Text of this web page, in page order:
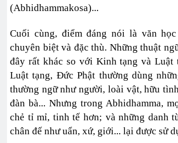
(Abhidhammakosa)...
Cuối cùng, điểm đáng nói là văn học
chuyên biệt và đặc thù. Những thuật
đây rất khác so với Kinh tạng và Luật
Luật tạng, Đức Phật thường dùng
thường ngữ như người, loài vật, hữu
đàn bà... Nhưng trong Abhidhamma,
chẻ tỉ mỉ, tinh tế hơn; và những danh
chân đế như uẩn, xứ, giới... lại được sử